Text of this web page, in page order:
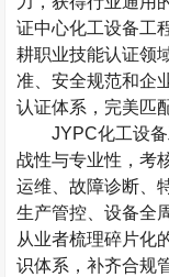
证中心化工设备工
耕职业技能认证领
准、安全规范和企
认证体系，完美匹
JYPC化工设
战性与专业性，考
运维、故障诊断、
生产管控、设备全
从业者梳理碎片化
识体系，补齐合规